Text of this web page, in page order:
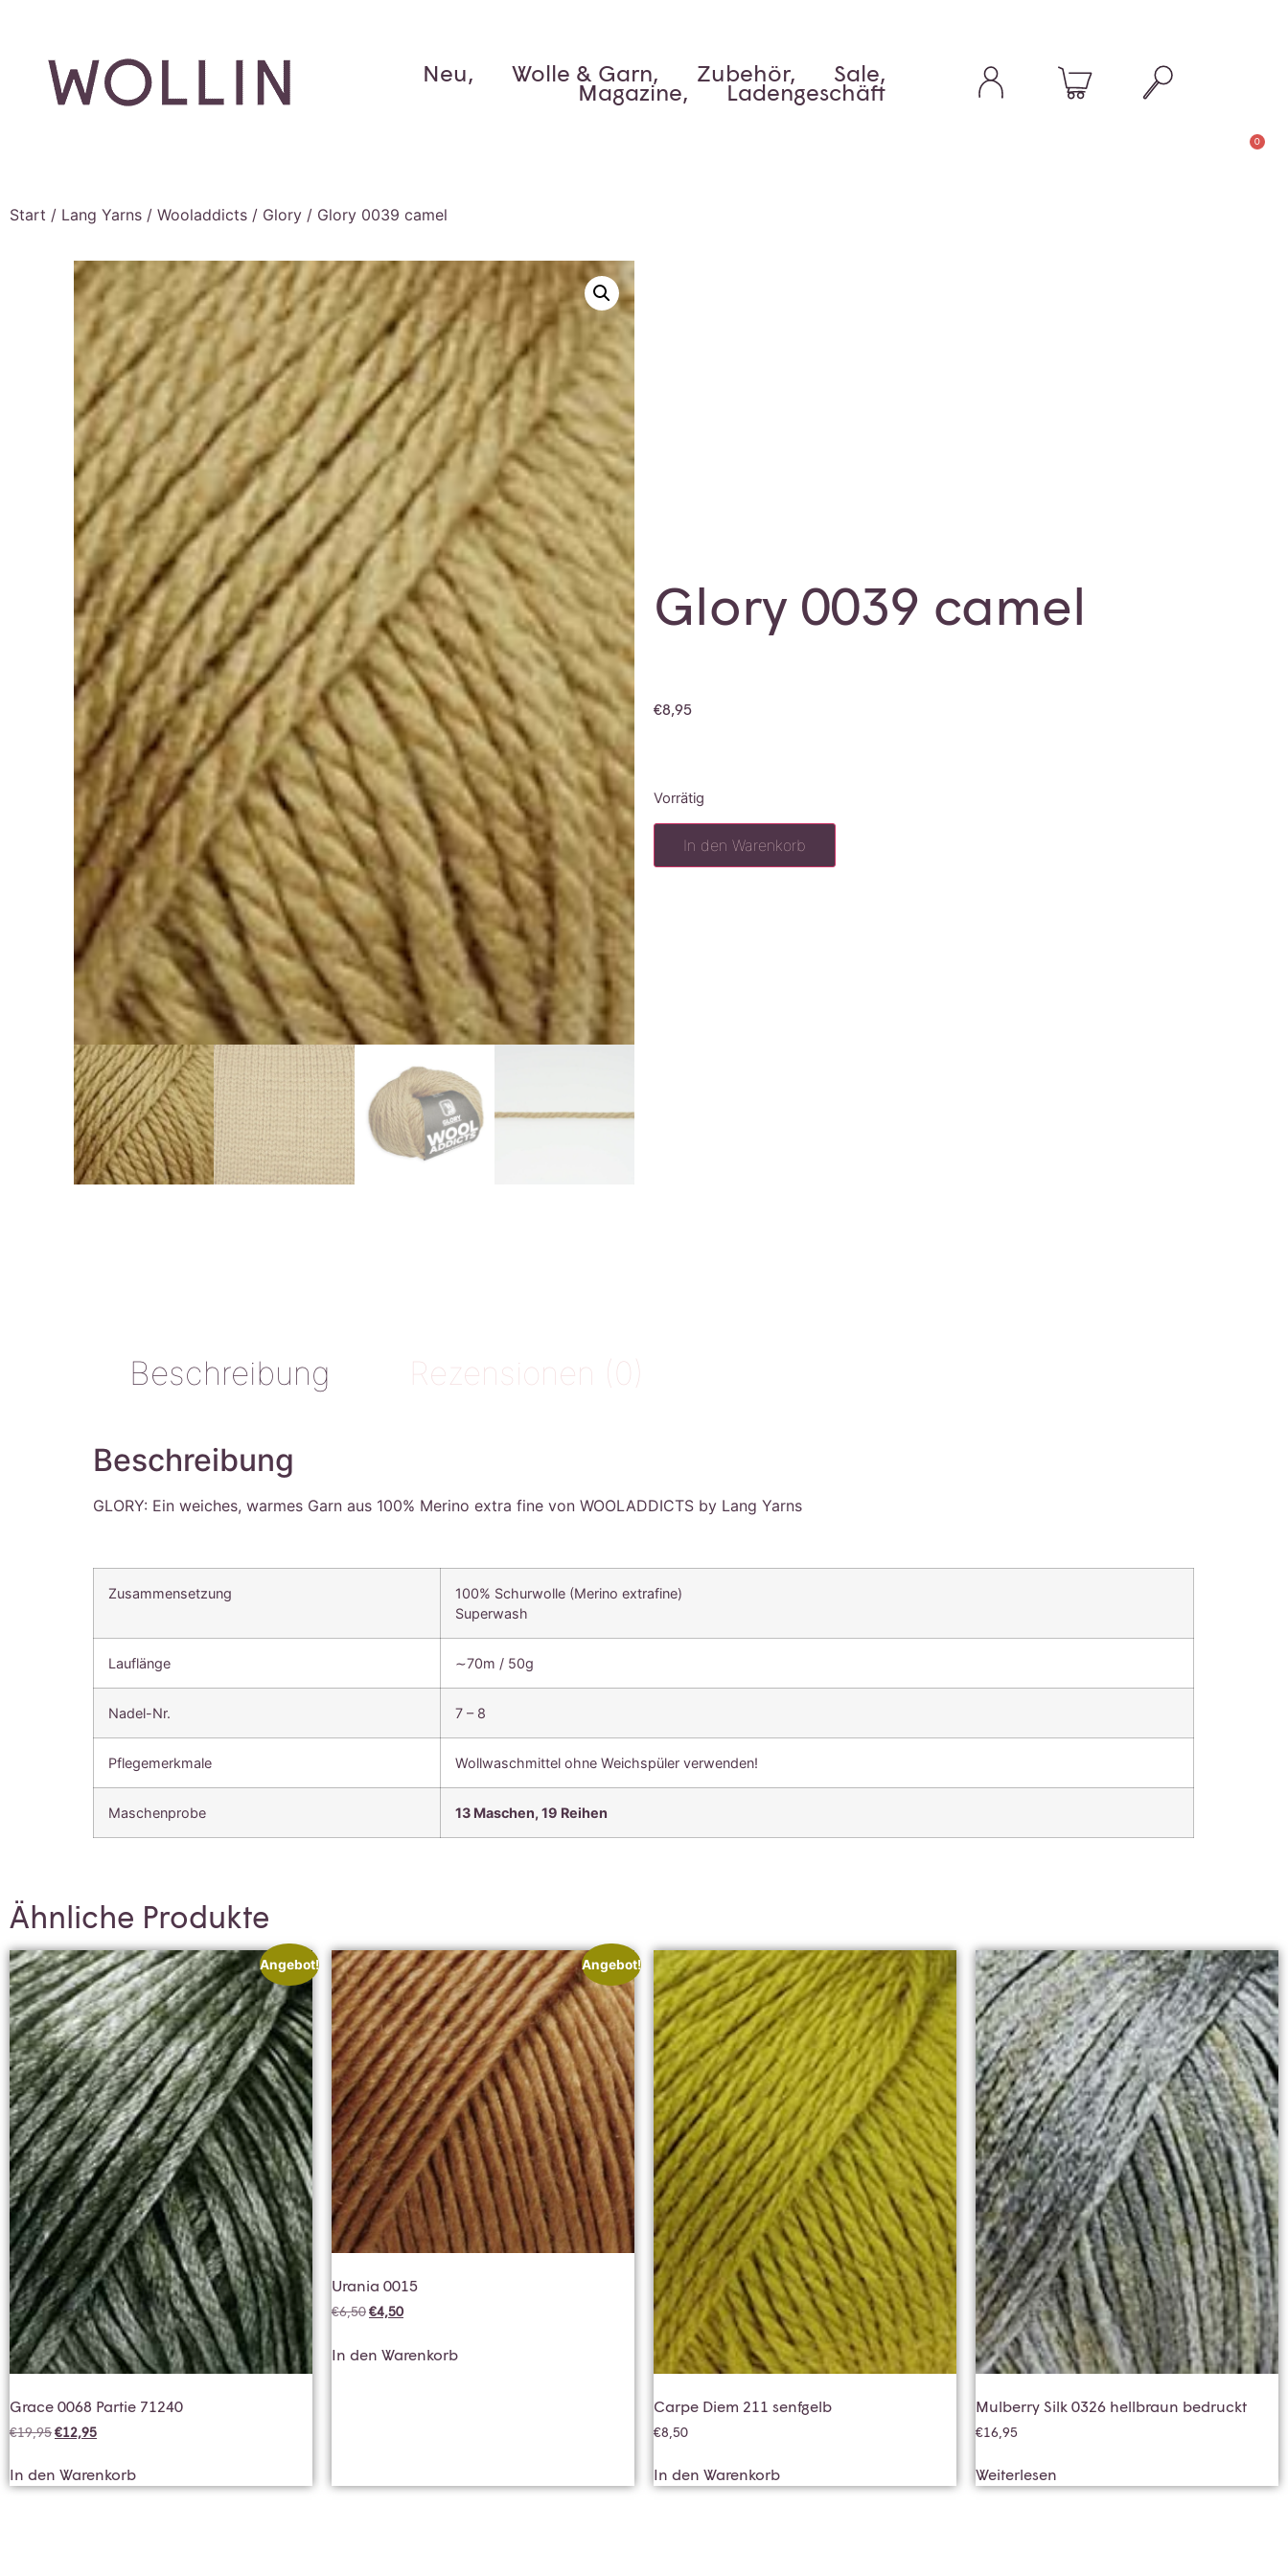
Neu, Wolle & Garn, Zubehör, Sale,
Magazine, Ladengeschäft
0
Start / Lang Yarns / Wooladdicts / Glory / Glory 0039 camel
Glory 0039 camel
€8,95
Vorrätig
In den Warenkorb
Beschreibung Rezensionen (0)
Beschreibung
GLORY: Ein weiches, warmes Garn aus 100% Merino extra fine von WOOLADDICTS by Lang Yarns
Zusammensetzung
100% Schurwolle (Merino extrafine)
Superwash
Lauflänge ∼70m / 50g
Nadel-Nr. 7 – 8
Pflegemerkmale Wollwaschmittel ohne Weichspüler verwenden!
Maschenprobe 13 Maschen,19 Reihen
Ähnliche Produkte
Angebot!
Grace 0068 Partie 71240
€19,95€12,95
In den Warenkorb
Angebot!
Urania 0015
€6,50€4,50
In den Warenkorb
Carpe Diem 211 senfgelb
€8,50
In den Warenkorb
Mulberry Silk 0326 hellbraun bedruckt
€16,95
Weiterlesen